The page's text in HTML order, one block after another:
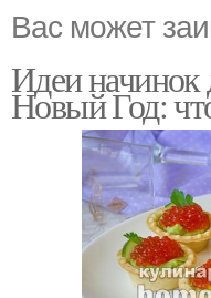
Вас может
Идеи начинок
Новый Год: